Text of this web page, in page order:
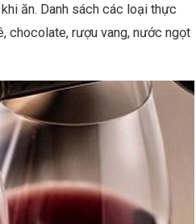
ăn. Danh sách các loại thực
chocolate, rượu vang, nước ngọt